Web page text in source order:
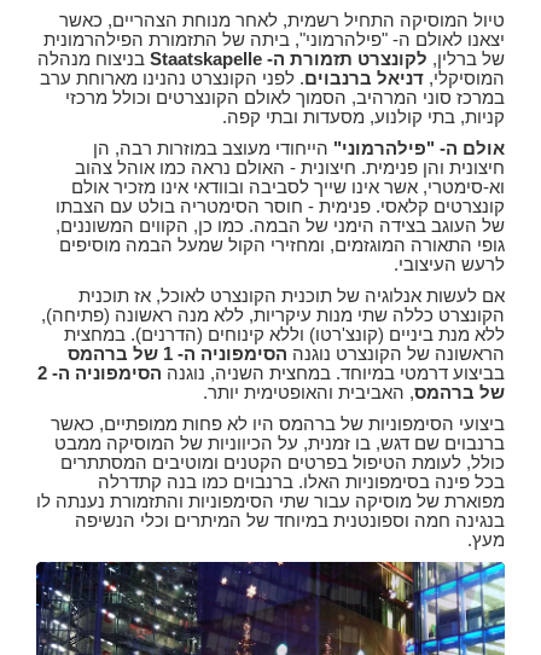
טיול המוסיקה התחיל רשמית, לאחר מנוחת הצהריים, כאשר
יצאנו לאולם ה- "פילהרמוני", ביתה של התזמורת הפילהרמונית
של ברלין, לקונצרט תזמורת ה- Staatskapelle
בניצוח מנהלה
המוסיקלי, דניאל ברנבוים. לפני הקונצרט נהנינו מארוחת ערב
במרכז סוני המרהיב, הסמוך לאולם הקונצרטים וכולל מרכזי
קניות, בתי קולנוע, מסעדות ובתי קפה.
אולם ה- "פילהרמוני" הייחודי מעוצב במוזרות רבה, הן
חיצונית והן פנימית. חיצונית - האולם נראה כמו אוהל צהוב
וא-סימטרי, אשר אינו שייך לסביבה ובוודאי אינו מזכיר אולם
קונצרטים קלאסי. פנימית - חוסר הסימטריה בולט עם הצבתו
של העוגב בצידה הימני של הבמה. כמו כן, הקווים המשוננים,
גופי התאורה המוגזמים, ומחזירי הקול שמעל הבמה מוסיפים
לרעש העיצובי.
אם לעשות אנלוגיה של תוכנית הקונצרט לאוכל, אז תוכנית
הקונצרט כללה שתי מנות עיקריות, ללא מנה ראשונה (פתיחה),
ללא מנת ביניים (קונצ'רטו) וללא קינוחים (הדרנים). במחצית
הראשונה של הקונצרט נוגנה הסימפוניה ה- 1 של ברהמס
בביצוע דרמטי במיוחד. במחצית השניה, נוגנה
הסימפוניה ה- 2
של ברהמס, האביבית והאופטימית יותר.
ביצועי הסימפוניות של ברהמס היו לא פחות ממופתיים, כאשר
ברנבוים שם דגש, בו זמנית, על הכיווניות של המוסיקה ממבט
כולל, לעומת הטיפול בפרטים הקטנים ומוטיבים המסתתרים
בכל פינה בסימפוניות האלו. ברנבוים כמו בנה קתדרלה
מפוארת של מוסיקה עבור שתי הסימפוניות והתזמורת נענתה לו
בנגינה חמה וספונטנית במיוחד של המיתרים וכלי הנשיפה
מעץ.